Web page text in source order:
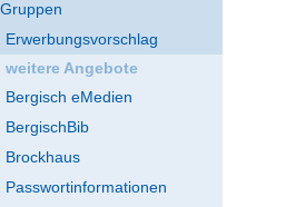
Gruppen
Erwerbungsvorschlag
weitere Angebote
Bergisch eMedien
BergischBib
Brockhaus
Passwortinformationen